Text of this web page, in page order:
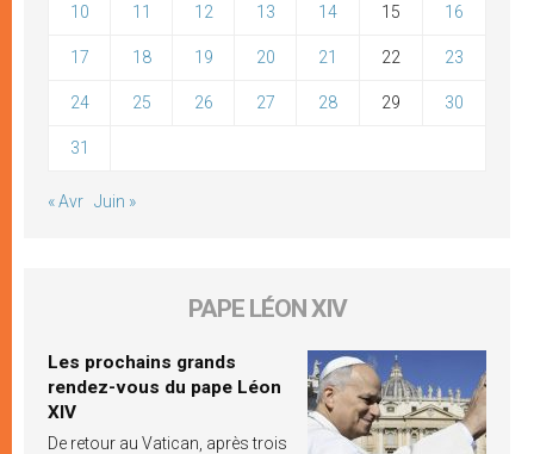
10 11 12 13 14 15 16
17 18 19 20 21 22 23
24 25 26 27 28 29 30
31
« Avr Juin »
PAPE LÉON XIV
Les prochains grands
rendez-vous du pape Léon
XIV
De retour au Vatican, après trois